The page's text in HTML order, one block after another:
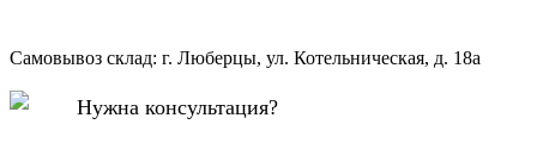
Самовывоз склад: г. Люберцы, ул. Котельническая, д. 18а
Нужна консультация?